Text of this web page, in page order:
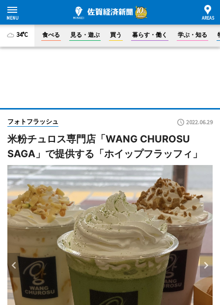
34°C 食べる 見る・遊ぶ 買う 暮らす・働く 学ぶ・知る
フォトフラッシュ 2022.06.29
米粉チュロス専門店「WANG CHUROSU
SAGA」で提供する「ホイップフラッフィ」